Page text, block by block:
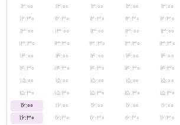
۱۲:۰۰
۱۲:۳۰
۱۳:۰۰
۱۳:۳۰
۱۴:۰۰
۱۴:۳۰
۱۵:۰۰
۱۵:۳۰
۱۶:۰۰
۱۶:۳۰
۱۲:۰۰
۱۲:۳۰
۱۳:۰۰
۱۳:۳۰
۱۴:۰۰
۱۴:۳۰
۱۵:۰۰
۱۵:۳۰
۱۶:۰۰
۱۶:۳۰
۱۲:۰۰
۱۲:۳۰
۱۳:۰۰
۱۳:۳۰
۱۴:۰۰
۱۴:۳۰
۱۵:۰۰
۱۵:۳۰
۱۶:۰۰
۱۶:۳۰
۱۲:۰۰
۱۲:۳۰
۱۳:۰۰
۱۳:۳۰
۱۴:۰۰
۱۴:۳۰
۱۵:۰۰
۱۵:۳۰
۱۶:۰۰
۱۶:۳۰
۱۲:۰۰
۱۲:۳۰
۱۳:۰۰
۱۳:۳۰
۱۴:۰۰
۱۴:۳۰
۱۵:۰۰
۱۵:۳۰
۱۶:۰۰
۱۶:۳۰